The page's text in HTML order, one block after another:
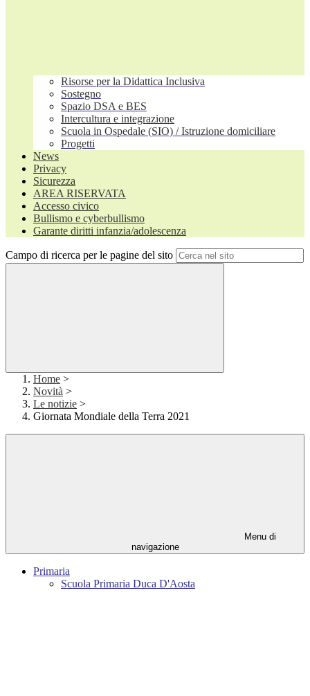
Risorse per la Didattica Inclusiva
Sostegno
Spazio DSA e BES
Intercultura e integrazione
Scuola in Ospedale (SIO) / Istruzione domiciliare
Progetti
News
Privacy
Sicurezza
AREA RISERVATA
Accesso civico
Bullismo e cyberbullismo
Garante diritti infanzia/adolescenza
Campo di ricerca per le pagine del sito
Home >
Novità >
Le notizie >
Giornata Mondiale della Terra 2021
Menu di
navigazione
Primaria
Scuola Primaria Duca D'Aosta